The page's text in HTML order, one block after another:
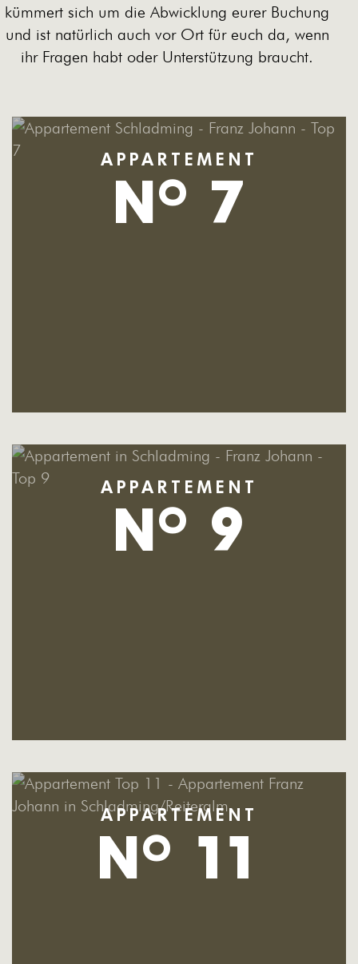
kümmert sich um die Abwicklung eurer Buchung
und ist natürlich auch vor Ort für euch da, wenn
ihr Fragen habt oder Unterstützung braucht.
APPARTEMENT
NO 7
APPARTEMENT
NO 9
APPARTEMENT
NO 11